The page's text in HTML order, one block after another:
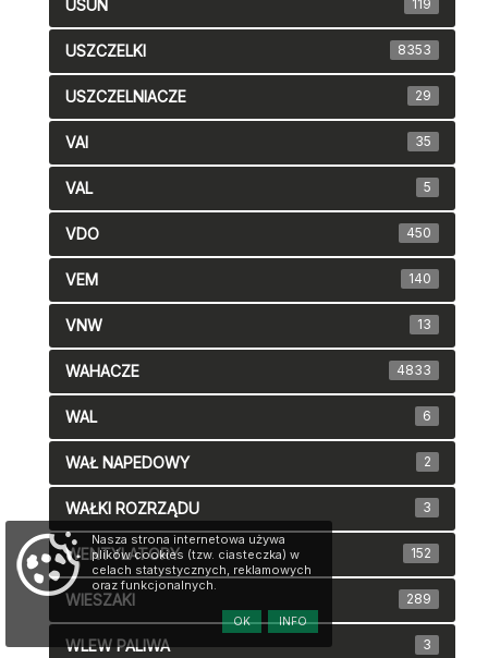
USUN 119
USZCZELKI 8353
USZCZELNIACZE 29
VAI 35
VAL 5
VDO 450
VEM 140
VNW 13
WAHACZE 4833
WAL 6
WAŁ NAPEDOWY 2
WAŁKI ROZRZĄDU 3
WENTYLATORY 152
WIESZAKI 289
WLEW PALIWA 3
Nasza strona internetowa używa
plików cookies (tzw. ciasteczka) w
celach statystycznych, reklamowych
oraz funkcjonalnych.
INFO
OK